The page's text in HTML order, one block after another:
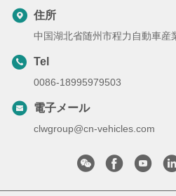
住所
中国湖北省随州市程力自動車産
Tel
0086-18995979503
電子メール
clwgroup@cn-vehicles.com